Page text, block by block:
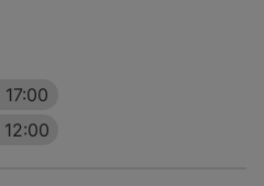
17:00
12:00